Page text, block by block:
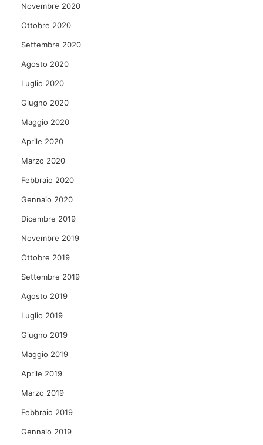
Novembre 2020
Ottobre 2020
Settembre 2020
Agosto 2020
Luglio 2020
Giugno 2020
Maggio 2020
Aprile 2020
Marzo 2020
Febbraio 2020
Gennaio 2020
Dicembre 2019
Novembre 2019
Ottobre 2019
Settembre 2019
Agosto 2019
Luglio 2019
Giugno 2019
Maggio 2019
Aprile 2019
Marzo 2019
Febbraio 2019
Gennaio 2019